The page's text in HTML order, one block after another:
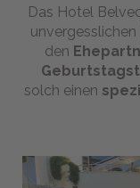
Trainingcamps
Healthy
Food
Be
&
Das Hotel
unvergesslichen
den
solch einen